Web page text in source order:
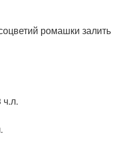
ромашки залить
ч.л.